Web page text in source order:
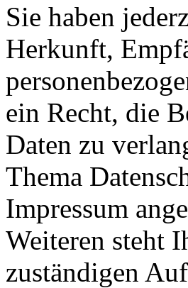
Sie haben
Herkunft,
ein Recht, die
Daten zu
Thema
Impressum
Weiteren steht
zuständigen